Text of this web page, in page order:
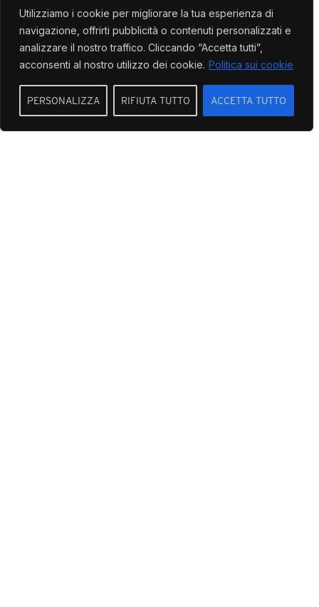
Utilizziamo i cookie per migliorare la tua esperienza di
navigazione, offrirti pubblicità o contenuti personalizzati e
analizzare il nostro traffico. Cliccando “Accetta tutti”,
acconsenti al nostro utilizzo dei cookie. Politica sui cookie
PERSONALIZZA RIFIUTA TUTTO ACCETTA TUTTO
ACQUISTA ONLINE